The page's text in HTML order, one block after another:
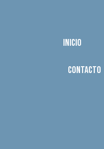
INICIO
CONTACTO